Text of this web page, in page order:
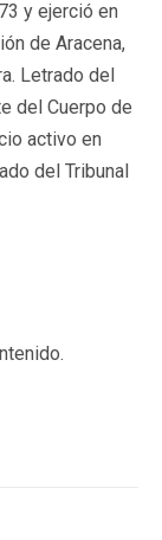
y ejerció en
de Aracena,
Letrado del
del Cuerpo de
activo en
del Tribunal